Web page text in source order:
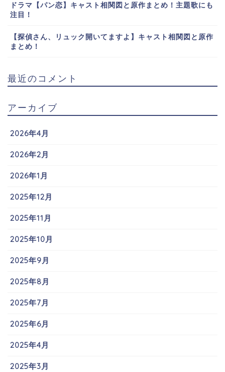
ドラマ【パン恋】キャスト相関図と原作まとめ！主題歌にも
注目！
【探偵さん、リュック開いてますよ】キャスト相関図と原作
まとめ！
最近のコメント
アーカイブ
2026年4月
2026年2月
2026年1月
2025年12月
2025年11月
2025年10月
2025年9月
2025年8月
2025年7月
2025年6月
2025年4月
2025年3月